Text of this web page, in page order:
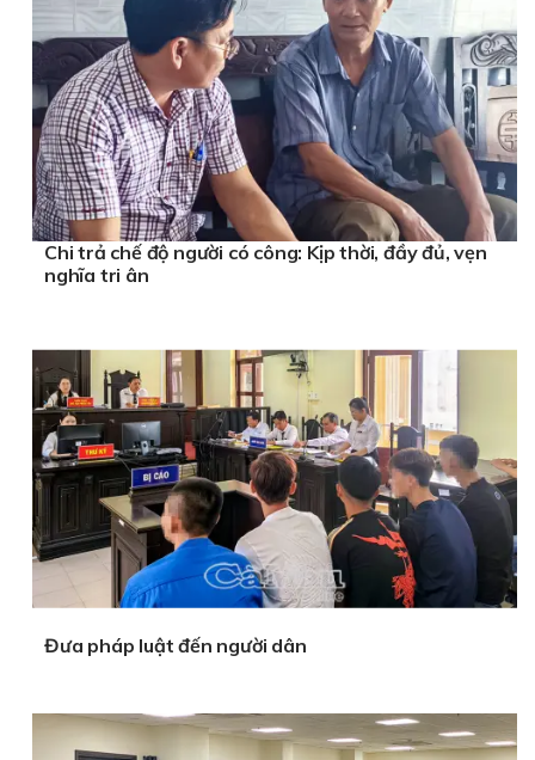
Chi trả chế độ người có công: Kịp thời, đầy đủ, vẹn
nghĩa tri ân
Đưa pháp luật đến người dân